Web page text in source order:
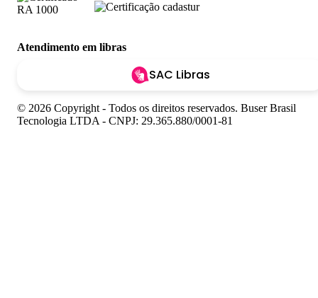
Atendimento em libras
SAC Libras
© 2026 Copyright - Todos os direitos reservados. Buser Brasil
Tecnologia LTDA - CNPJ: 29.365.880/0001-81